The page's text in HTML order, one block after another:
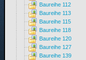
Baureihe 112
Baureihe 113
Baureihe 115
Baureihe 118
Baureihe 120
Baureihe 127
Baureihe 139